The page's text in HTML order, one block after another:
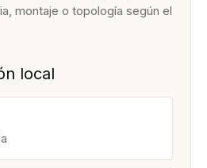
montaje o topología según el
local